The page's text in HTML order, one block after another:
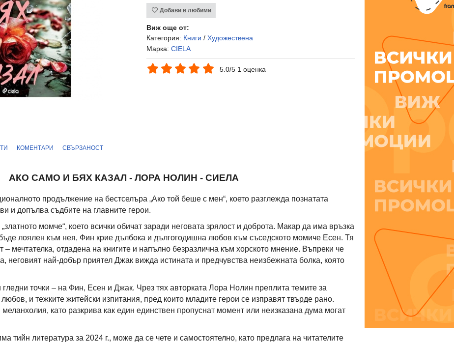
Добави в любими
Виж още от:
Категория: Книги /Художествена
Марка:CIELA
5.0/5 1 оценка
КОМЕНТАРИ СВЪРЗАНОСТ
АКО САМО И БЯХ КАЗАЛ - ЛОРА НОЛИН - СИЕЛА
продължение на бестселъра „Ако той беше с мен“, което разглежда познатата
и допълва съдбите на главните герои.
момче“, което всички обичат заради неговата зрялост и доброта. Макар да има връзка
лоялен към нея, Фин крие дълбока и дългогодишна любов към съседското момиче Есен. Тя
– мечтателка, отдадена на книгите и напълно безразлична към хорското мнение. Въпреки че
неговият най-добър приятел Джак вижда истината и предчувства неизбежната болка, която
гледни точки – на Фин, Есен и Джак. Чрез тях авторката Лора Нолин преплита темите за
и тежките житейски изпитания, пред които младите герои се изправят твърде рано.
като разкрива как един единствен пропуснат момент или неизказана дума могат
тийн литература за 2024 г., може да се чете и самостоятелно, като предлага на читателите